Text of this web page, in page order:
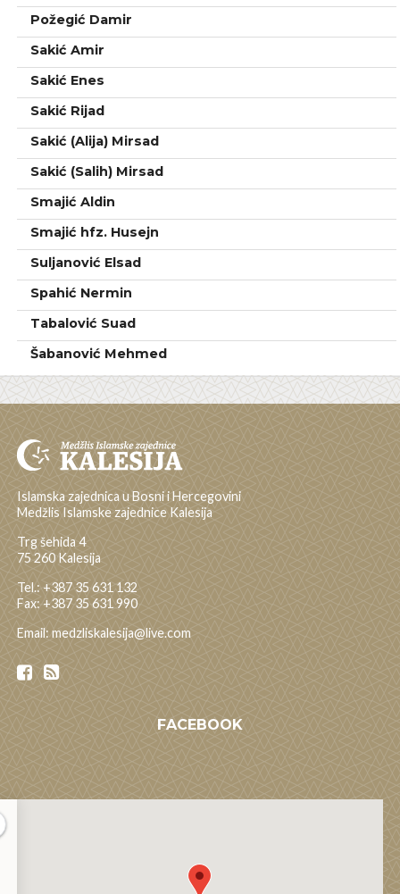
Požegić Damir
Sakić Amir
Sakić Enes
Sakić Rijad
Sakić (Alija) Mirsad
Sakić (Salih) Mirsad
Smajić Aldin
Smajić hfz. Husejn
Suljanović Elsad
Spahić Nermin
Tabalović Suad
Šabanović Mehmed
Islamska zajednica u Bosni i Hercegovini
Medžlis Islamske zajednice Kalesija
Trg šehida 4
75 260 Kalesija
Tel.: +387 35 631 132
Fax: +387 35 631 990
Email: medzliskalesija@live.com
FACEBOOK